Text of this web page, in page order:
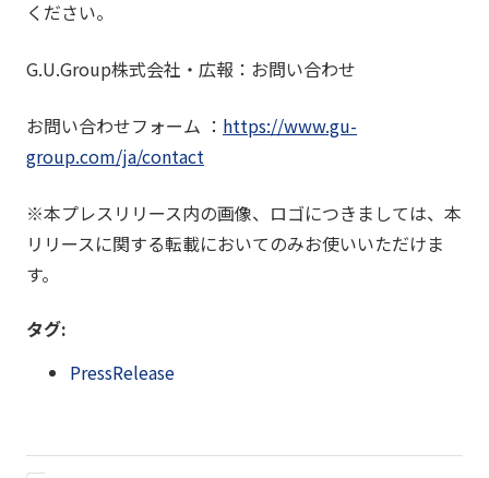
ください。
G.U.Group株式会社・広報：お問い合わせ
お問い合わせフォーム ： https://www.gu-
group.com/ja/contact
※本プレスリリース内の画像、ロゴにつきましては、本
リリースに関する転載においてのみお使いいただけま
す。
タグ:
PressRelease